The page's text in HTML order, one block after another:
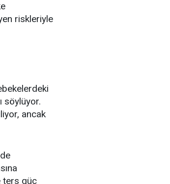
riskleriyle
söylüyor.
ancak
ters güç